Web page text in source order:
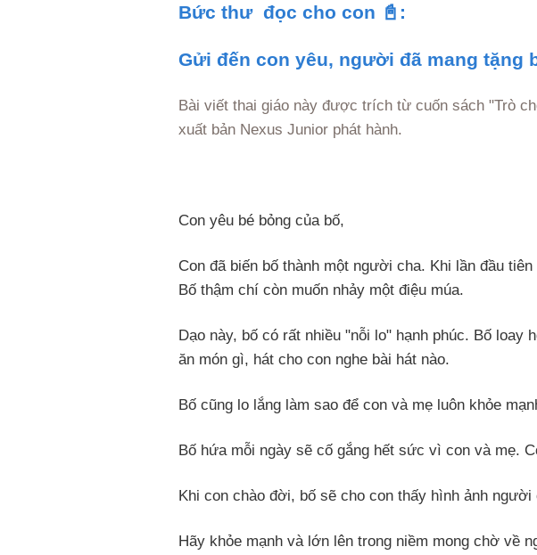
Bức thư đọc cho con 📓:
Gửi đến con yêu, người đã mang tặng
Bài viết thai giáo này được trích từ cuốn sách "Trò
xuất bản Nexus Junior phát hành.
Con yêu bé bỏng của bố,
Con đã biến bố thành một người cha. Khi lần đầu
Bố thậm chí còn muốn nhảy một điệu múa.
Dạo này, bố có rất nhiều "nỗi lo" hạnh phúc. Bố
ăn món gì, hát cho con nghe bài hát nào.
Bố cũng lo lắng làm sao để con và mẹ luôn khỏe
Bố hứa mỗi ngày sẽ cố gắng hết sức vì con và mẹ.
Khi con chào đời, bố sẽ cho con thấy hình ảnh
Hãy khỏe mạnh và lớn lên trong niềm mong chờ về